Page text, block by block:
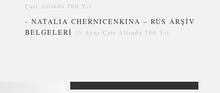
Çatı Altında 700 Yıl
-NATALIA CHERNICENKINA – RUS ARŞİV
BELGELERİ /// Aynı Çatı Altında 700 Yıl